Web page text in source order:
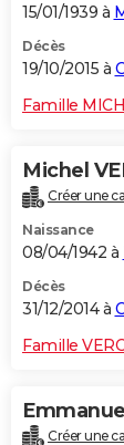
15/01/1939 à
Décès
19/10/2015 à
Famille
Michel
Créer une
Naissance
08/04/1942 à
Décès
31/12/2014 à
Famille
Créer une